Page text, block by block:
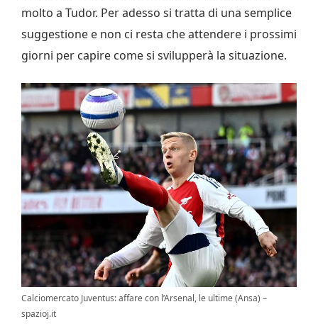
molto a Tudor. Per adesso si tratta di una semplice
suggestione e non ci resta che attendere i prossimi
giorni per capire come si svilupperà la situazione.
Calciomercato Juventus: affare con l’Arsenal, le ultime (Ansa) –
spazioj.it